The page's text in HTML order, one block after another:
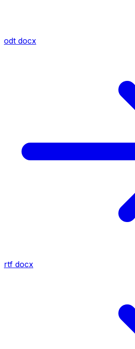
odt docx
rtf docx